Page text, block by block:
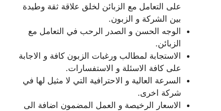
على التعامل مع الزبائن لخلق علاقة ثقة وطيدة
بين الشركة و الزبون.
الوجه الحسن و الصدر الرحب في التعامل مع
الزبائن.
الاستجابة لمطالب ورغبات الزبون كافة و الاجابة
على كافة الاسئلة و الاستفسارات.
السرعة العالية و الاحترافية التي لا مثيل لها في
شركة اخرى.
الاسعار الرخيصة و العمل المضمون اضافة الى